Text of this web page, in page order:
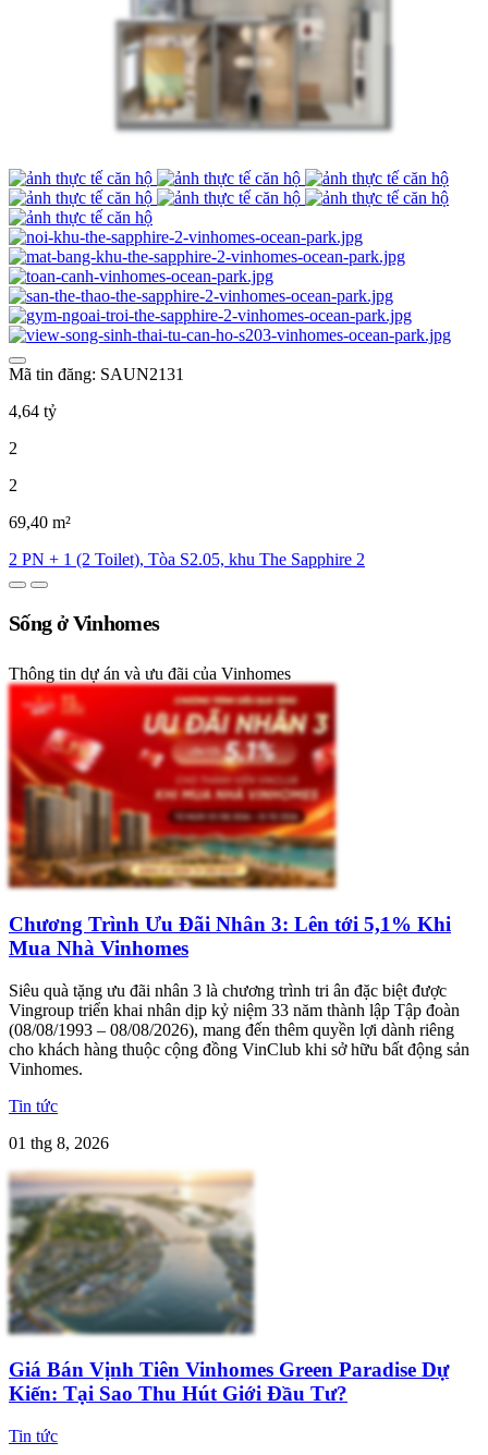
Mã tin đăng: SAUN2131
4,64 tỷ
2
2
69,40 m²
2 PN + 1 (2 Toilet), Tòa S2.05, khu The Sapphire 2
Sống ở Vinhomes
Thông tin dự án và ưu đãi của Vinhomes
Chương Trình Ưu Đãi Nhân 3: Lên tới 5,1% Khi
Mua Nhà Vinhomes
Siêu quà tặng ưu đãi nhân 3 là chương trình tri ân đặc biệt được
Vingroup triển khai nhân dịp kỷ niệm 33 năm thành lập Tập đoàn
(08/08/1993 – 08/08/2026), mang đến thêm quyền lợi dành riêng
cho khách hàng thuộc cộng đồng VinClub khi sở hữu bất động sản
Vinhomes.
Tin tức
01 thg 8, 2026
Giá Bán Vịnh Tiên Vinhomes Green Paradise Dự
Kiến: Tại Sao Thu Hút Giới Đầu Tư?
Tin tức